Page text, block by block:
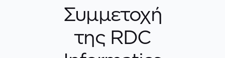
Συμμετοχή
της RDC